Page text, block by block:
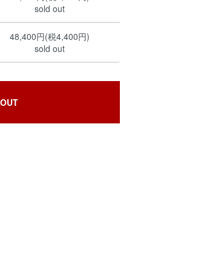
sold out
48,400円(税4,400円)
sold out